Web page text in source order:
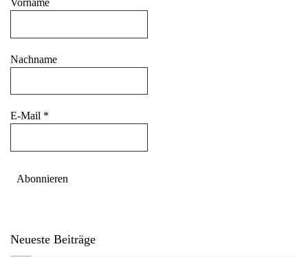
Vorname
Nachname
E-Mail *
Neueste Beiträge